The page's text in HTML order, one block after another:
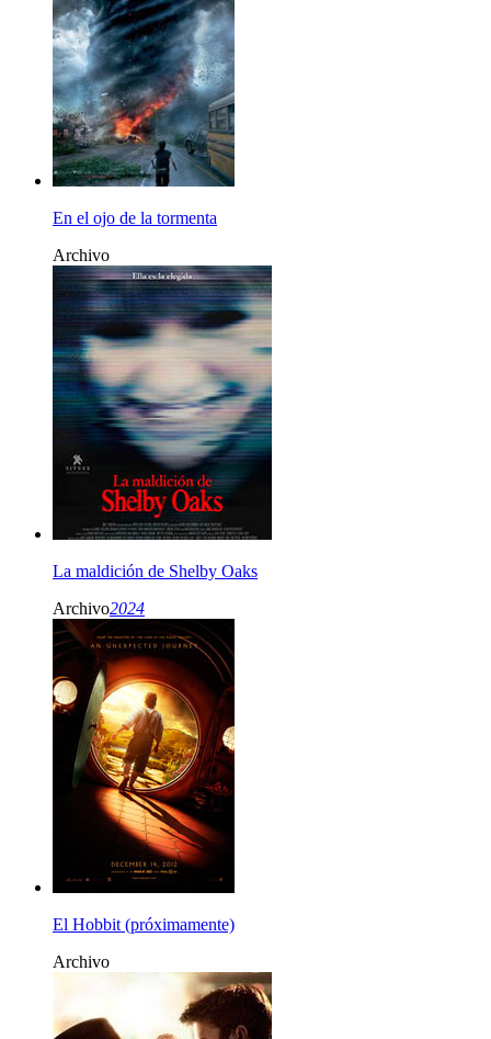
En el ojo de la tormenta
Archivo
La maldición de Shelby Oaks
Archivo2024
El Hobbit (próximamente)
Archivo